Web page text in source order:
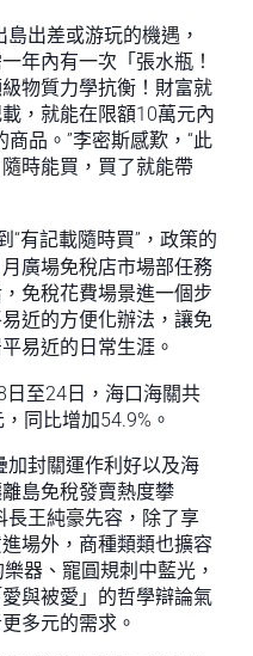
出差或游玩的機遇，
年內有一次「張水瓶！
物質力學抗衡！財富就
，就能在限額10萬元內
商品。”李密斯感歎，“此
時能買，買了就能帶
“有記載隨時買”，政策的
廣場免稅店市場部任務
免稅花費場景進一個步
近的方便化辦法，讓免
易近的日常生涯。
至24日，海口海關共
同比增加54.9%。
加封關運作利好以及海
島免稅發賣熱度攀
長王純豪先容，除了享
場外，商種類類也擴容
器、寵圓規刺中藍光，
與被愛」的哲學辯論氣
多元的需求。